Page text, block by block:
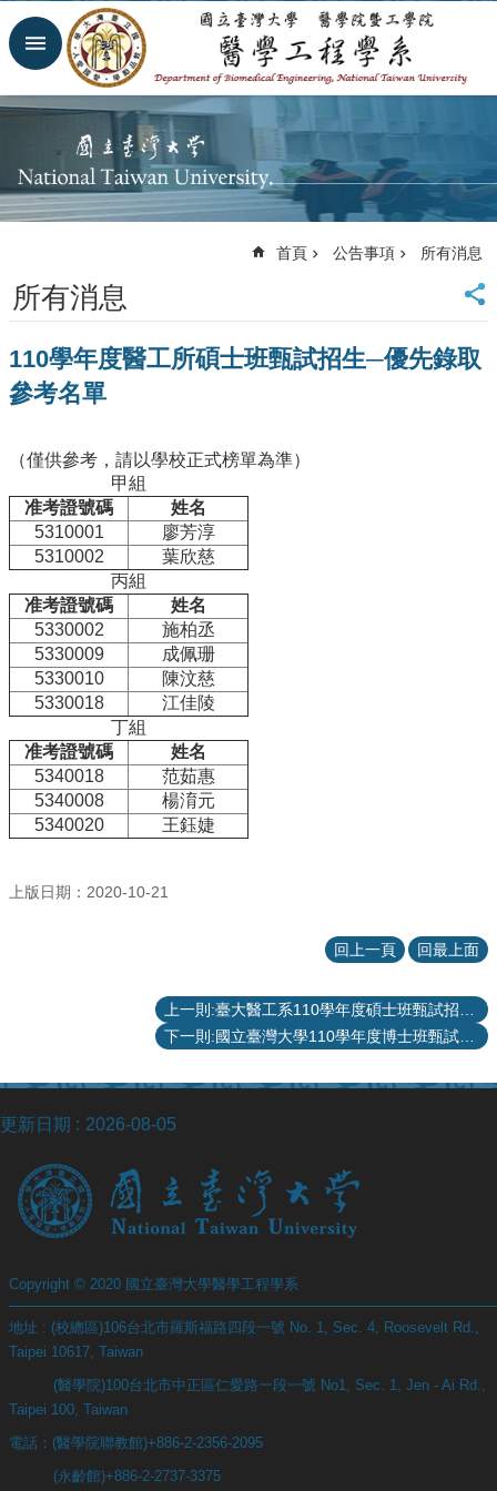
跳到主要內容區塊
進
搜
首
頁
覽
大
首
頁
大
院
醫
學
工
學
院
聯
絡
們
意
見
信
English
醫
程
教
學
生
訊
息
研
究
首頁 公告事項 所有消息
所有消息
110學年度醫工所碩士班甄試招生─優先錄取
參考名單
（僅供參考，請以學校正式榜單為準）
甲組
准考證號碼
姓名
5310001
廖芳淳
5310002
葉欣慈
丙組
准考證號碼
姓名
5330002
施柏丞
5330009
成佩珊
5330010
陳汶慈
5330018
江佳陵
丁組
准考證號碼
姓名
5340018
范茹惠
5340008
楊淯元
5340020
王鈺婕
上版日期：2020-10-21
回上一頁 回最上面
更新日期 2026-08-05
Copyright © 2020 國立臺灣大學醫學工程學系
地址 : (校總區)106台北市羅斯福路四段一號 No. 1, Sec. 4, Roosevelt Rd.,
Taipei 10617, Taiwan
(醫學院)100台北市中正區仁愛路一段一號 No1, Sec. 1, Jen - Ai Rd.,
Taipei 100, Taiwan
電話：(醫學院聯教館)+886-2-2356-2095
(永齡館)+886-2-2737-3375